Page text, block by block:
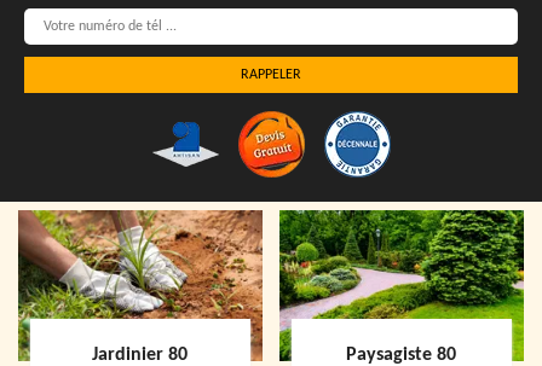
Jardinier 80 Paysagiste 80